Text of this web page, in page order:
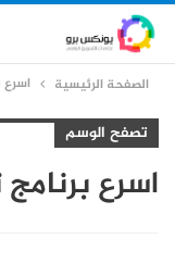
الصفحة الرئيسية اسرع
تصفح الوسم
اسرع